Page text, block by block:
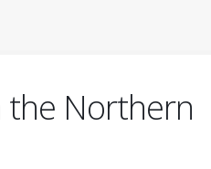
the Northern